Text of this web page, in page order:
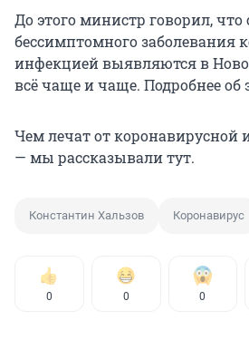
До этого министр говорил, что
бессимптомного заболевания
инфекцией выявляются в
всё чаще и чаще. Подробнее об
Чем лечат от коронавирусной
— мы рассказывали тут.
Константин Хальзов Коронавирус
0 0 0